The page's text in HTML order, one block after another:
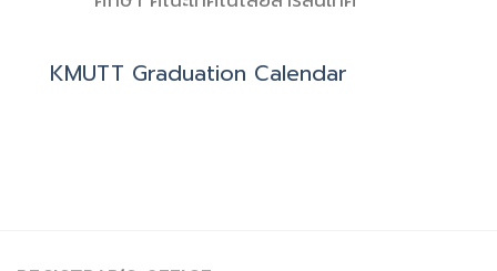
KMUTT Graduation Calendar